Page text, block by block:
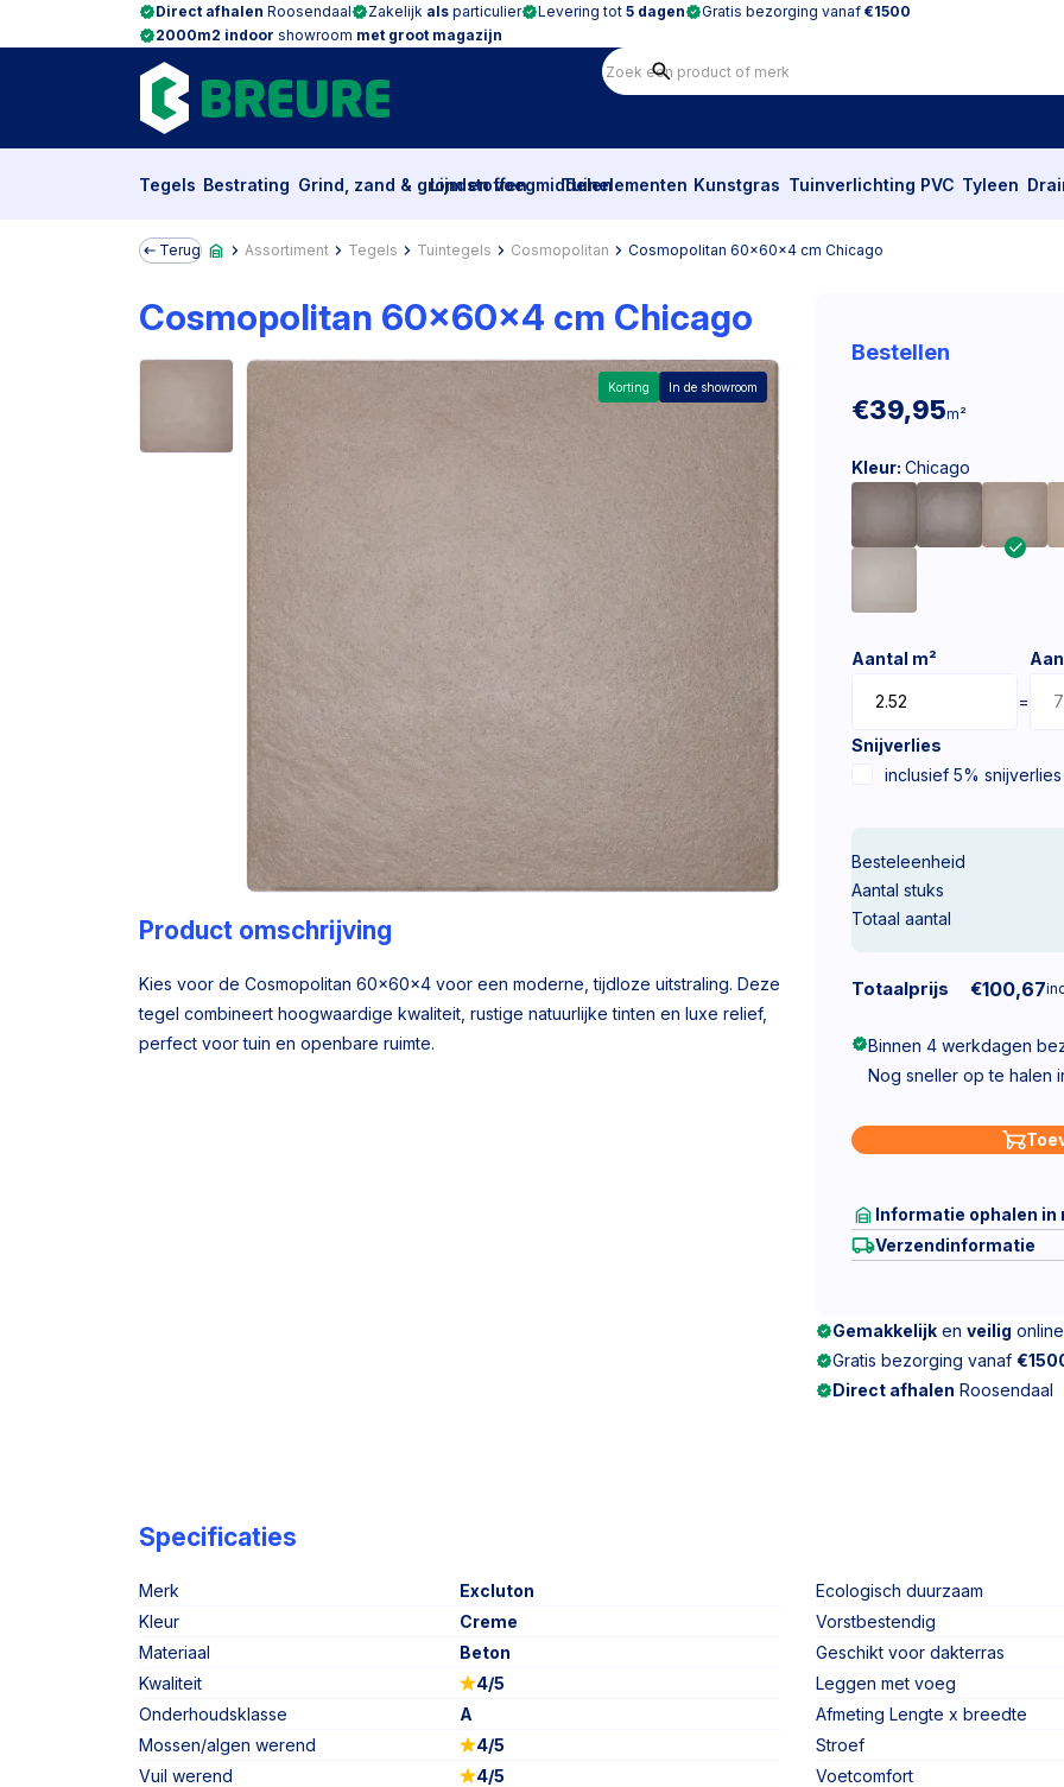
Direct afhalen Roosendaal Zakelijk als particulier Levering tot 5 dagen Gratis bezorging vanaf €1500
2000m2 indoor showroom met groot magazijn
Tegels Bestrating Grind, zand & grondstoffen
Lijm en voegmiddelenTuinelementen Kunstgras Tuinverlichting PVC Tyleen
Terug Assortiment Tegels Tuintegels Cosmopolitan Cosmopolitan 60x60x4 cm Chicago
Cosmopolitan 60x60x4 cm Chicago
Korting In de showroom
Product omschrijving
Kies voor de Cosmopolitan 60x60x4 voor een moderne, tijdloze uitstraling. Deze
tegel combineert hoogwaardige kwaliteit, rustige natuurlijke tinten en luxe relief,
perfect voor tuin en openbare ruimte.
Bestellen
€39,95m²
Kleur: Chicago
Aantal m²
=
Snijverlies
inclusief 5% snijverlies
Besteleenheid
Aantal stuks
Totaal aantal
Totaalprijs €100,67
Binnen 4 werkdagen
Nog sneller op te halen
Informatie ophalen in
Verzendinformatie
Gemakkelijk en veilig
Gratis bezorging vanaf
Direct afhalen Roosendaal
Specificaties
Merk
Excluton
Kleur
Creme
Materiaal
Beton
Kwaliteit
4/5
Onderhoudsklasse
A
Mossen/algen werend
4/5
Vuil werend
4/5
Ecologisch duurzaam
Vorstbestendig
Geschikt voor dakterras
Leggen met voeg
Afmeting Lengte x breedte
Stroef
Voetcomfort